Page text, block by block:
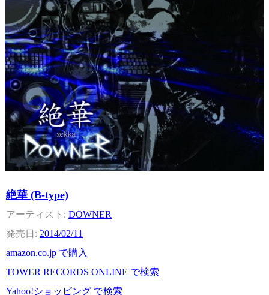
絶華 (B-type)
DOWNER
2014/02/11
amazon.co.jp で購入
TOWER RECORDS ONLINE で検索
Yahoo!ショッピング で検索